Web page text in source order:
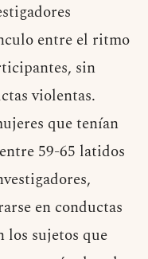
entre el ritmo
sin
violentas.
que tenían
59-65 latidos
en conductas
los sujetos que